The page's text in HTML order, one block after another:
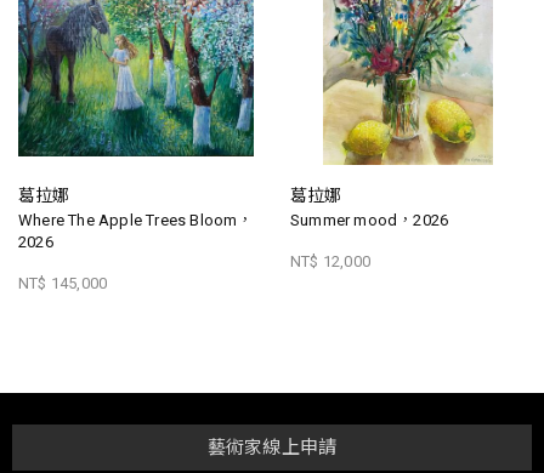
葛拉娜
Where The Apple Trees Bloom，
2026
NT$ 145,000
葛拉娜
Summer mood，2026
NT$ 12,000
藝術家線上申請